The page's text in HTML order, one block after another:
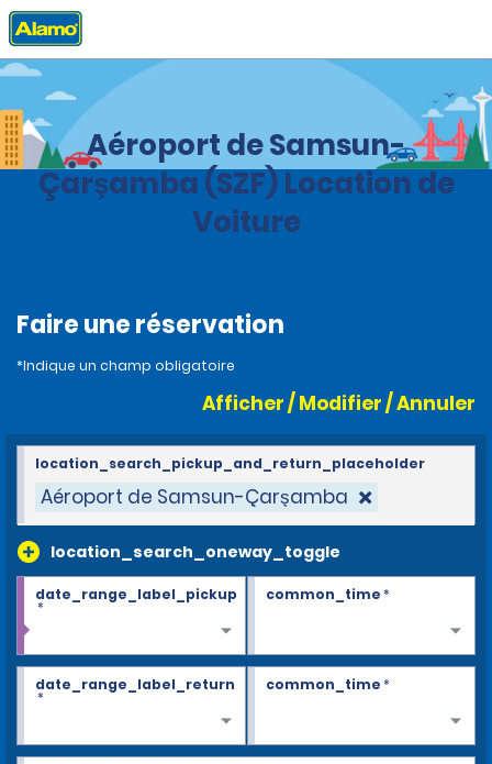
Accueil Agences
Aéroport de Samsun-
Çarşamba (SZF) Location de
Voiture
Faire une réservation
*Indique un champ obligatoire
Afficher / Modifier / Annuler
Aéroport de Samsun-Çarşamba
location_search_oneway_toggle
location_search_pickup_and_return_placeholder
date_range_label_pickup
*
common_time*
date_range_label_return
*
common_time*